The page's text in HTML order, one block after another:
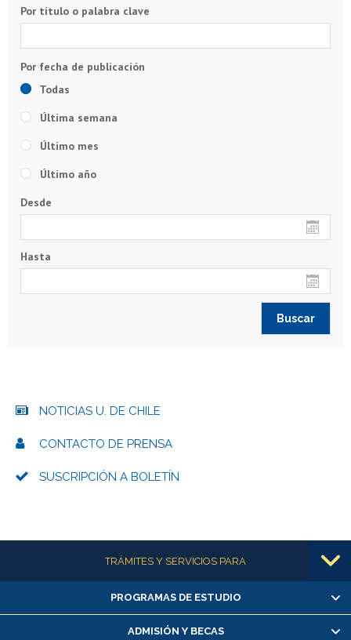
Por título o palabra clave
Todas
Última semana
Último mes
Último año
Desde
Hasta
NOTICIAS U. DE CHILE
CONTACTO DE PRENSA
SUSCRIPCIÓN A BOLETÍN
Más informaciónTRÁMITES Y SERVICIOS PARA
Alumnas/os y exalumnas/os
Matrícula en línea
PROGRAMAS DE ESTUDIO
ADMISIÓN Y BECAS